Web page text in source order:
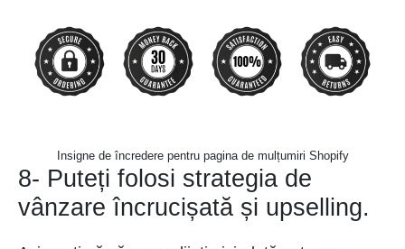
Insigne de încredere pentru pagina de mulțumiri Shopify
8- Puteți folosi strategia de
vânzare încrucișată și upselling.